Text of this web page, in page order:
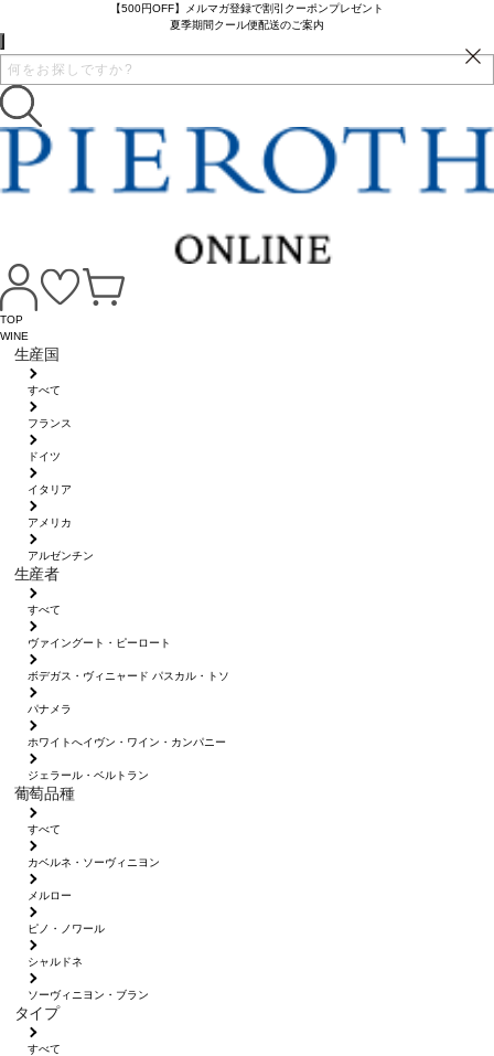
【500円OFF】メルマガ登録で割引クーポンプレゼント
夏季期間クール便配送のご案内
TOP
WINE
生産国
すべて
フランス
ドイツ
イタリア
アメリカ
アルゼンチン
生産者
すべて
ヴァイングート・ピーロート
ボデガス・ヴィニャード パスカル・トソ
パナメラ
ホワイトへイヴン・ワイン・カンパニー
ジェラール・ベルトラン
葡萄品種
すべて
カベルネ・ソーヴィニヨン
メルロー
ピノ・ノワール
シャルドネ
ソーヴィニヨン・ブラン
タイプ
すべて